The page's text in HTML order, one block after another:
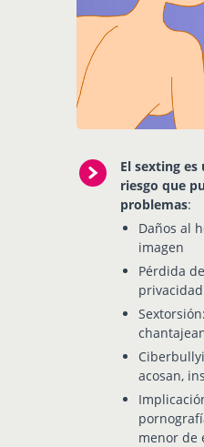
El sexting es
riesgo que
problemas:
Daños al
imagen
Pérdida
privacidad
acosan,
menor de